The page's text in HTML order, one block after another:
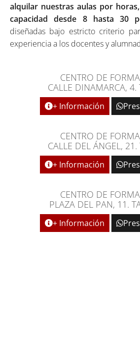
alquilar nuestras aulas por
capacidad desde 8 hasta 30
diseñadas bajo estricto criterio
experiencia a los docentes y
CENTRO DE
CALLE DINAMARCA, 4.
+ Información
CENTRO DE
CALLE DEL ÁNGEL,
+ Información
CENTRO DE
PLAZA DEL PAN, 11.
+ Información